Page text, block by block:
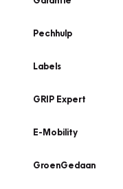
Pechhulp
Labels
GRIP Expert
E-Mobility
GroenGedaan